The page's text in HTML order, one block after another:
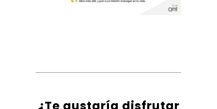
¿Te gustaría disfrutar